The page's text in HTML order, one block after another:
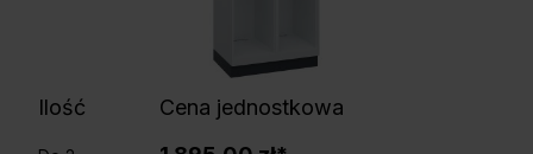
Ilość Cena jednostkowa